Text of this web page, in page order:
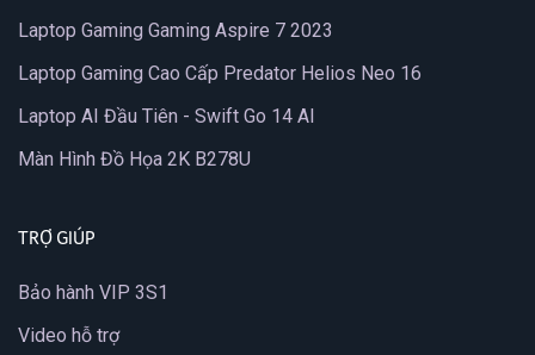
Laptop Gaming Gaming Aspire 7 2023
Laptop Gaming Cao Cấp Predator Helios Neo 16
Laptop AI Đầu Tiên - Swift Go 14 AI
Màn Hình Đồ Họa 2K B278U
TRỢ GIÚP
Bảo hành VIP 3S1
Video hỗ trợ